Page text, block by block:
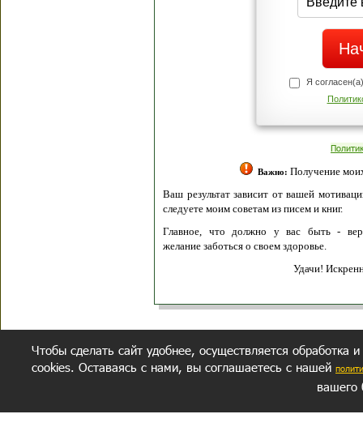
Я
Важно: Получение
Ваш результат зависит от вашей
следуете моим советам из писем и книг.
Главное, что должно у вас быть -
желание заботься о своем здоровье.
Удачи!
Чтобы сделать сайт удобнее, осуществляется обработка
cookies. Оставаясь с нами, вы соглашаетесь с нашей
вашего